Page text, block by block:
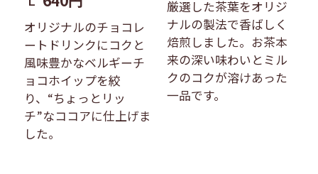
オリジナルのチョコレ
ートドリンクにコクと
風味豊かなベルギーチ
ョコホイップを絞
り、“ちょっとリッ
チ”なココアに仕上げま
した。
厳選した茶葉をオリジ
ナルの製法で香ばしく
焙煎しました。お茶本
来の深い味わいとミル
クのコクが溶けあった
一品です。